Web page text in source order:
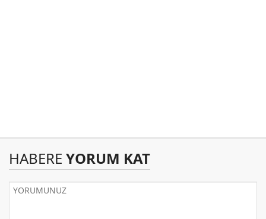
HABERE YORUM KAT